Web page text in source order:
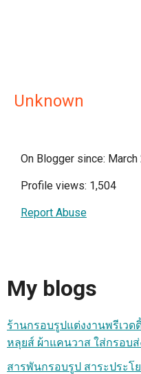
Unknown
On Blogger since: March
Profile views: 1,504
Report Abuse
My blogs
ร้านกรอบรูปแต่งงานพรีเว
หลุยส์ ผ้าแคนวาส ใส่กรอบ
สารพันกรอบรูป สาระประโ